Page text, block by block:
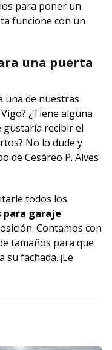
para poner un
funcione con un
una puerta
una de nuestras
¿Tiene alguna
gustaría recibir el
No lo dude y
de Cesáreo P. Alves
todos los
para garaje
Contamos con
tamaños para que
fachada. ¡Le